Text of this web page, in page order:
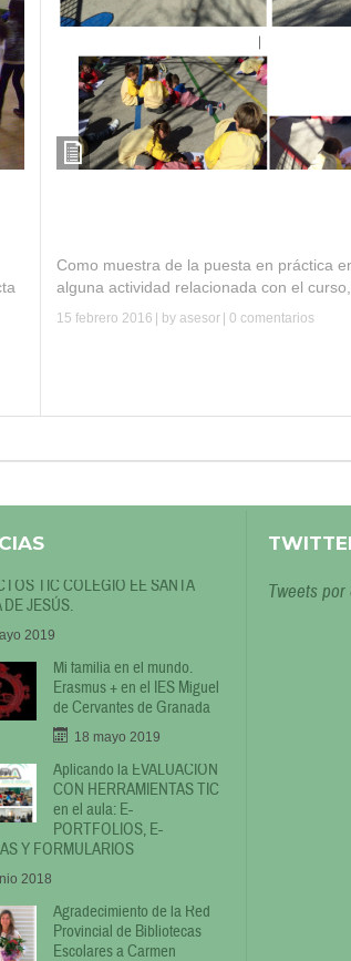
Como muestra de la puesta en práctica
alguna actividad relacionada con el curso,
15 febrero 2016 | by asesor | 0 comentarios
TIC COLEGIO EE SANTA
JESÚS.
2019
Mi familia en el mundo.
Erasmus + en el IES Miguel
de Cervantes de Granada
18 mayo 2019
Aplicando la EVALUACIÓN
CON HERRAMIENTAS TIC
en el aula: E-
PORTFOLIOS, E-
Y FORMULARIOS
2018
Agradecimiento de la Red
Provincial de Bibliotecas
Escolares a Carmen
Tweets